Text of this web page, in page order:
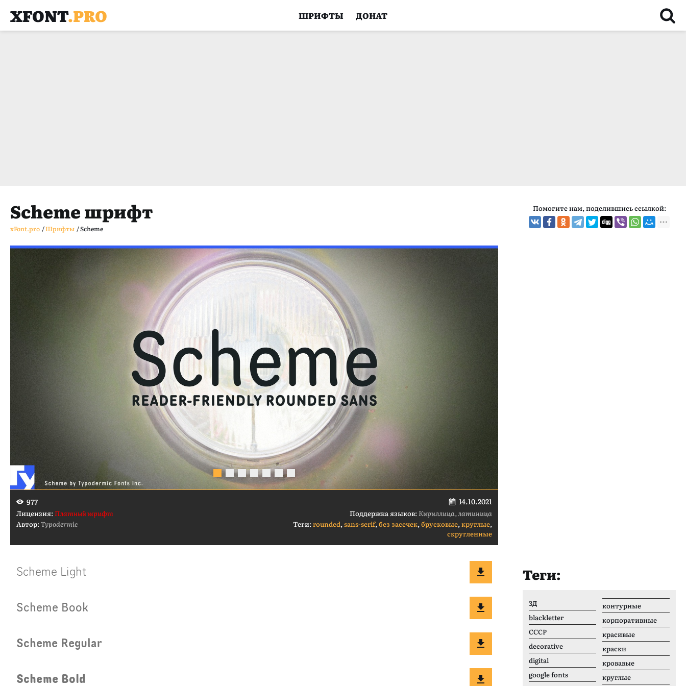
XFONT.PRO ШРИФТЫ ДОНАТ
Scheme шрифт
xFont.pro /Шрифты /Scheme
Помогите нам, поделившись ссылкой:
977 14.10.2021
Лицензия:Платный шрифт Поддержка языков:Кириллица, латиница
Автор:Typodermic Теги:rounded,sans-serif,без засечек,брусковые,круглые,
скругленные
Теги:
3Д
blackletter
CCCР
decorative
digital
google fonts
контурные
корпоративные
красивые
краски
кровавые
круглые